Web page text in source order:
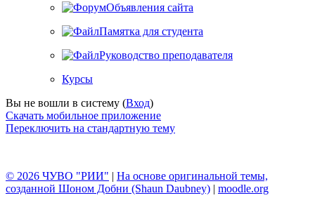
Объявления сайта
Памятка для студента
Руководство преподавателя
Курсы
Вы не вошли в систему (Вход)
Скачать мобильное приложение
Переключить на стандартную тему
© 2026 ЧУВО "РИИ" | На основе оригинальной темы,
созданной Шоном Добни (Shaun Daubney) | moodle.org